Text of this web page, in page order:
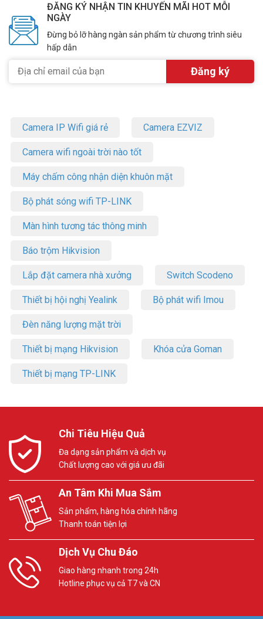
ĐĂNG KÝ NHẬN TIN KHUYẾN MÃI HOT MỖI
NGÀY
Đừng bỏ lỡ hàng ngàn sản phẩm từ chương trình siêu
hấp dẫn
Camera IP Wifi giá rẻ Camera EZVIZ
Camera wifi ngoài trời nào tốt
Máy chấm công nhận diện khuôn mặt
Bộ phát sóng wifi TP-LINK
Màn hình tương tác thông minh
Báo trộm Hikvision
Lắp đặt camera nhà xưởng Switch Scodeno
Thiết bị hội nghị Yealink Bộ phát wifi Imou
Đèn năng lượng mặt trời
Thiết bị mạng Hikvision Khóa cửa Goman
Thiết bị mạng TP-LINK
Chi Tiêu Hiệu Quả
Đa dạng sản phẩm và dịch vụ
Chất lượng cao với giá ưu đãi
An Tâm Khi Mua Sắm
Sản phẩm, hàng hóa chính hãng
Thanh toán tiện lợi
Dịch Vụ Chu Đáo
Giao hàng nhanh trong 24h
Hotline phục vụ cả T7 và CN